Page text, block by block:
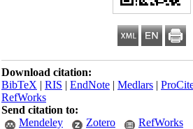
Download citation:
BibTeX|RIS|EndNote|Medlars|
RefWorks
Send citation to:
Mendeley
Zotero RefWorks